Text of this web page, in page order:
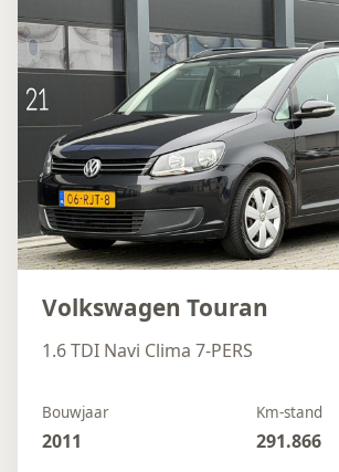
Volkswagen Touran
1.6 TDI Navi Clima 7-PERS
Bouwjaar
2011
Km-stand
291.866